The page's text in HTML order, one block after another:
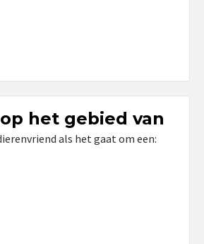
het gebied van
als het gaat om een: